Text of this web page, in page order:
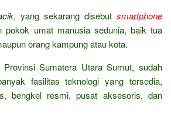
, yang sekarang disebut smartphone
pokok umat manusia sedunia, baik tua
orang kampung atau kota.
Sumatera Utara Sumut, sudah
fasilitas teknologi yang tersedia,
bengkel resmi, pusat aksesoris, dan